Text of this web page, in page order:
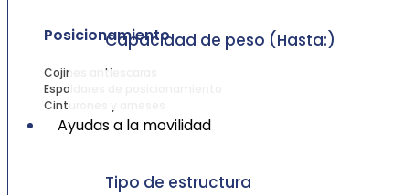
Posicionamiento
Cojines antiescaras
Espaldares de posicionamiento
Cinturones y arneses
Ayudas a la movilidad
Capacidad de peso (Hasta:)
Tipo de estructura